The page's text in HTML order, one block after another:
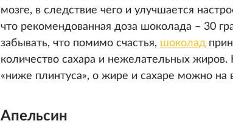
мозге, в следствие чего и улучшается
что рекомендованная доза шоколада – 30
забывать, что помимо счастья, шоколад
количество сахара и нежелательных
«ниже плинтуса», о жире и сахаре можно на
Апельсин